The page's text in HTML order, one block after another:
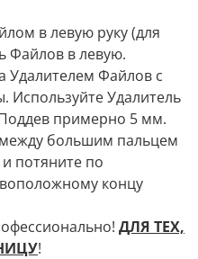
в левую руку (для
Файлов в левую.
Удалителем Файлов с
Используйте Удалитель
примерно 5 мм.
большим пальцем
потяните по
концу
ДЛЯ ТЕХ,
!